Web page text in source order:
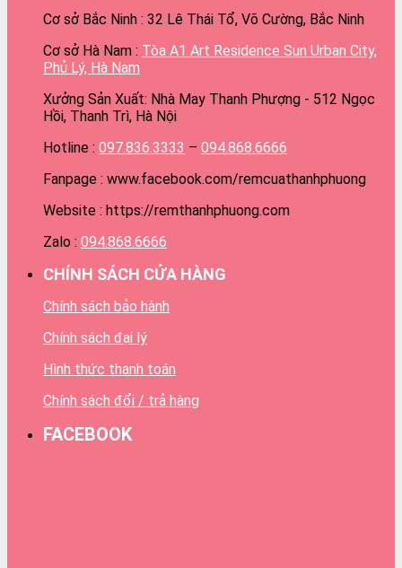
Cơ sở Bắc Ninh : 32 Lê Thái Tổ, Võ Cường, Bắc Ninh
Cơ sở Hà Nam : Tòa A1 Art Residence Sun Urban City,
Phủ Lý, Hà Nam
Xưởng Sản Xuất: Nhà May Thanh Phượng - 512 Ngọc
Hồi, Thanh Trì, Hà Nội
Hotline : 097.836.3333 – 094.868.6666
Fanpage : www.facebook.com/remcuathanhphuong
Website : https://remthanhphuong.com
Zalo : 094.868.6666
CHÍNH SÁCH CỬA HÀNG
Chính sách bảo hành
Chính sách đại lý
Hình thức thanh toán
Chính sách đổi / trả hàng
FACEBOOK